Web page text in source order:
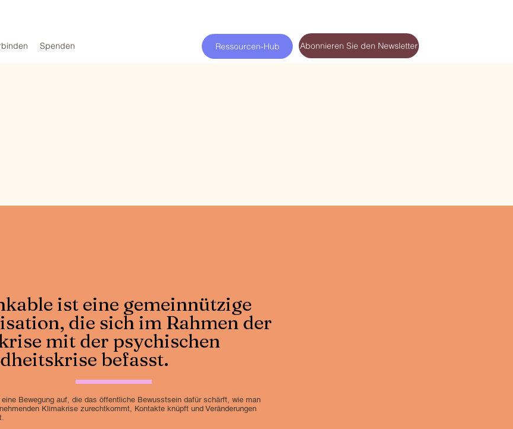
Spenden Ressourcen-Hub Abonnieren Sie den Newsletter
ist eine gemeinnützige
die sich im Rahmen der
mit der psychischen
befasst.
eine Bewegung auf, die das öffentliche Bewusstsein dafür schärft, wie man
Klimakrise zurechtkommt, Kontakte knüpft und Veränderungen